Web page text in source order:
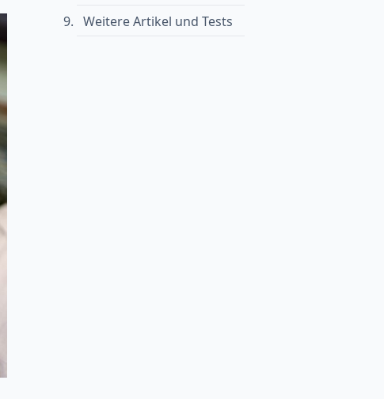
Weitere Artikel und Tests